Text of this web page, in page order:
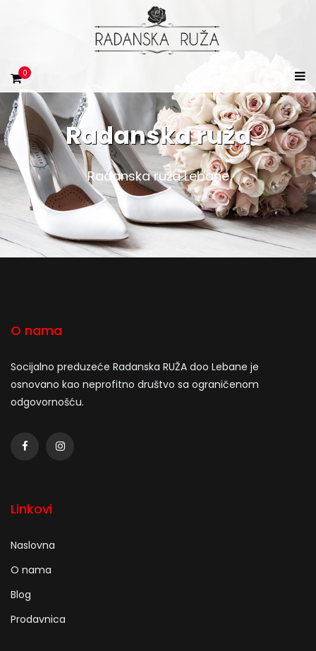
0
Radanska ruža
Radanska ruža Lebane
O nama
Socijalno preduzeće Radanska RUŽA doo Lebane je
osnovano kao neprofitno društvo sa ograničenom
odgovornošću.
Linkovi
Naslovna
O nama
Blog
Prodavnica